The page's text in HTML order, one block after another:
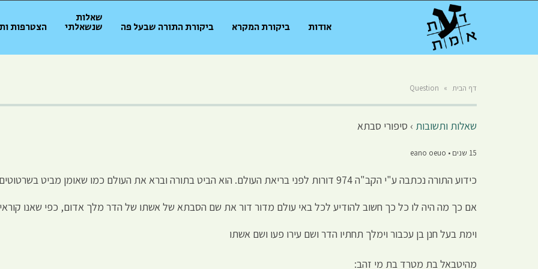
אודות ביקורת המקרא ביקורת התורה שבעל פה
שאלות
שנשאלתי הצטרפות
דף הבית »
Question
שאלות ותשובות › סיפורי סבתא
15 שנים • eano oeuo
כידוע התורה נכתבה ע"י הקב"ה 974 דורות לפני בריאת העולם. הוא הביט בתורה וברא את העולם כמו שאומן מביט בשרטוטים שהוא הכין.
אם כך מה היה לו כל כך חשוב להודיע לכל באי עולם מדור דור את שם הסבתא של אשתו של הדר מלך אדום, כפי שאנו
וימת בעל חנן בן עכבור וימלך תחתיו הדר ושם עירו פעו ושם אשתו
מהיטבאל בת מטרד בת מי זהב: